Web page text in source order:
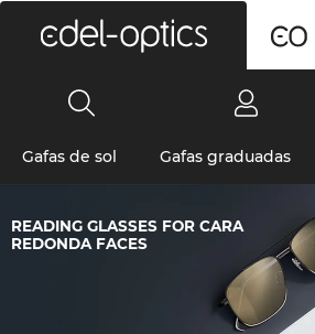
Gafas de sol Gafas graduadas
READING GLASSES FOR CARA
REDONDA FACES